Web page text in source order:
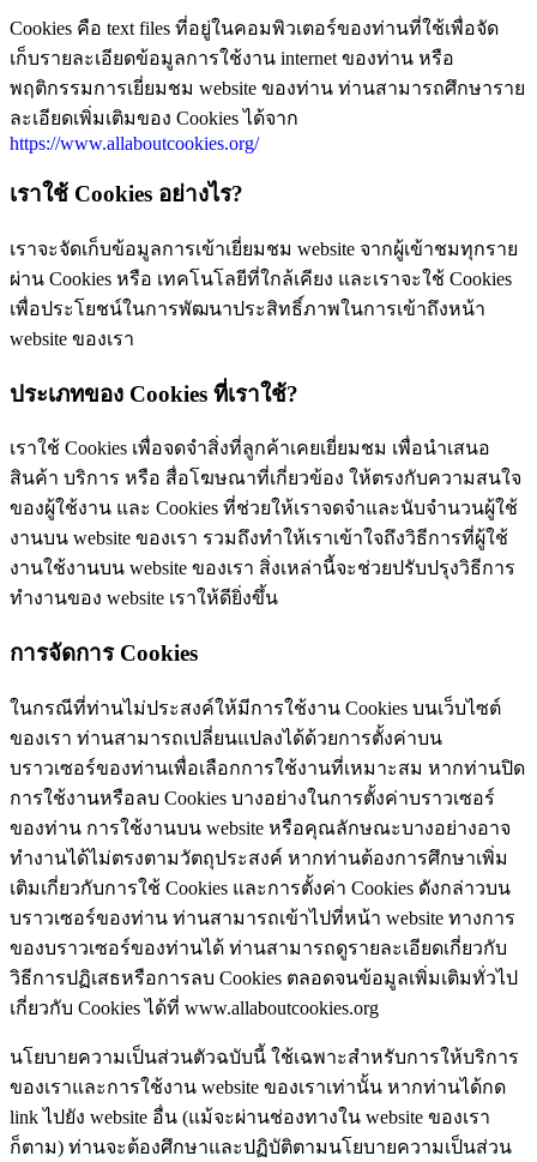
Cookies คือ text files ที่อยู่ในคอมพิวเตอร์ของท่านที่ใช้เพื่อจัด
เก็บรายละเอียดข้อมูลการใช้งาน internet ของท่าน หรือ
พฤติกรรมการเยี่ยมชม website ของท่าน ท่านสามารถศึกษาราย
ละเอียดเพิ่มเติมของ Cookies ได้จาก
https://www.allaboutcookies.org/
เราใช้ Cookies อย่างไร?
เราจะจัดเก็บข้อมูลการเข้าเยี่ยมชม website จากผู้เข้าชมทุกราย
ผ่าน Cookies หรือ เทคโนโลยีที่ใกล้เคียง และเราจะใช้ Cookies
เพื่อประโยชน์ในการพัฒนาประสิทธิ์ภาพในการเข้าถึงหน้า
website ของเรา
ประเภทของ Cookies ที่เราใช้?
เราใช้ Cookies เพื่อจดจำสิ่งที่ลูกค้าเคยเยี่ยมชม เพื่อนำเสนอ
สินค้า บริการ หรือ สื่อโฆษณาที่เกี่ยวข้อง ให้ตรงกับความสนใจ
ของผู้ใช้งาน และ Cookies ที่ช่วยให้เราจดจำและนับจำนวนผู้ใช้
งานบน website ของเรา รวมถึงทำให้เราเข้าใจถึงวิธีการที่ผู้ใช้
งานใช้งานบน website ของเรา สิ่งเหล่านี้จะช่วยปรับปรุงวิธีการ
ทำงานของ website เราให้ดียิ่งขึ้น
การจัดการ Cookies
ในกรณีที่ท่านไม่ประสงค์ให้มีการใช้งาน Cookies บนเว็บไซต์
ของเรา ท่านสามารถเปลี่ยนแปลงได้ด้วยการตั้งค่าบน
บราวเซอร์ของท่านเพื่อเลือกการใช้งานที่เหมาะสม หากท่านปิด
การใช้งานหรือลบ Cookies บางอย่างในการตั้งค่าบราวเซอร์
ของท่าน การใช้งานบน website หรือคุณลักษณะบางอย่างอาจ
ทำงานได้ไม่ตรงตามวัตถุประสงค์ หากท่านต้องการศึกษาเพิ่ม
เติมเกี่ยวกับการใช้ Cookies และการตั้งค่า Cookies ดังกล่าวบน
บราวเซอร์ของท่าน ท่านสามารถเข้าไปที่หน้า website ทางการ
ของบราวเซอร์ของท่านได้ ท่านสามารถดูรายละเอียดเกี่ยวกับ
วิธีการปฏิเสธหรือการลบ Cookies ตลอดจนข้อมูลเพิ่มเติมทั่วไป
เกี่ยวกับ Cookies ได้ที่ www.allaboutcookies.org
นโยบายความเป็นส่วนตัวฉบับนี้ ใช้เฉพาะสำหรับการให้บริการ
ของเราและการใช้งาน website ของเราเท่านั้น หากท่านได้กด
link ไปยัง website อื่น (แม้จะผ่านช่องทางใน website ของเรา
ก็ตาม) ท่านจะต้องศึกษาและปฏิบัติตามนโยบายความเป็นส่วน